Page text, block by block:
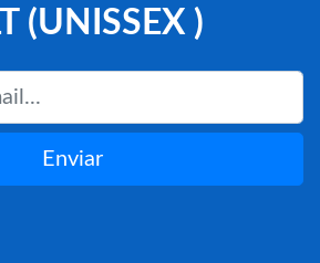
(UNISSEX )
Enviar